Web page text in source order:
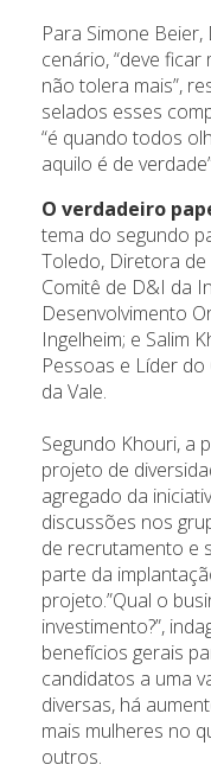
Para Simone
cenário, “deve
não tolera mais”,
selados esses
“é quando todos
aquilo é de
O verdadeiro
tema do segundo
Toledo, Diretora
Comitê de D&I da
Desenvolvimento
Ingelheim; e Salim
Pessoas e Líder
da Vale.
Segundo Khouri, a
projeto de
agregado da
discussões nos
de recrutamento e
parte da
projeto.”Qual o
investimento?”,
benefícios gerais
candidatos a uma
diversas, há
mais mulheres no
outros.